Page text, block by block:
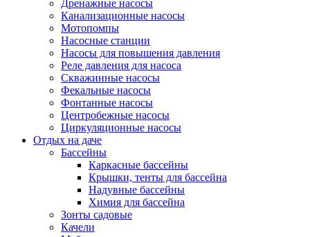
Дренажные насосы
Канализационные насосы
Мотопомпы
Насосные станции
Насосы для повышения давления
Реле давления для насоса
Скважинные насосы
Фекальные насосы
Фонтанные насосы
Центробежные насосы
Циркуляционные насосы
Отдых на даче
Бассейны
Каркасные бассейны
Крышки, тенты для бассейна
Надувные бассейны
Химия для бассейна
Зонты садовые
Качели